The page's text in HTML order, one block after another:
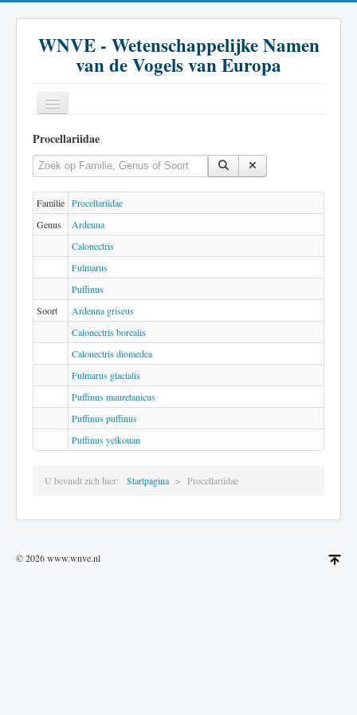
WNVE - Wetenschappelijke Namen
van de Vogels van Europa
Home
Inleiding
Soort
Genus
Familie
Historie
Literatuur
Procellariidae
Vul een deel van de titel in
Familie Procellariidae
Genus
Ardenna
Calonectris
Fulmarus
Puffinus
Soort
Ardenna griseus
Calonectris borealis
Calonectris diomedea
Fulmarus glacialis
Puffinus mauretanicus
Puffinus puffinus
Puffinus yelkouan
U bevindt zich hier: Startpagina Procellariidae
© 2026 www.wnve.nl